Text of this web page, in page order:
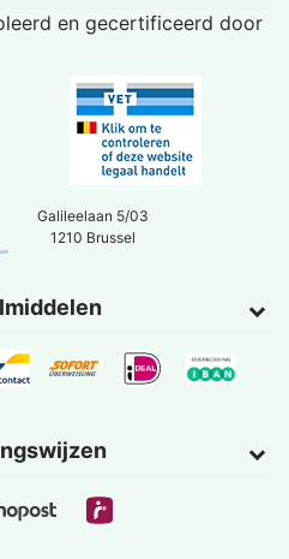
en gecertificeerd door
Galileelaan 5/03
1210 Brussel